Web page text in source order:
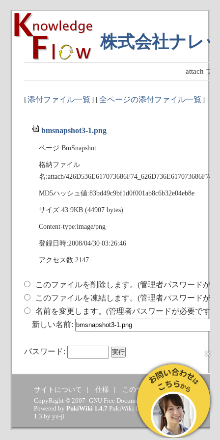
株式会社ナレ
attach プ
[添付ファイル一覧] [全ページの添付ファイル一覧]
bmsnapshot3-1.png
ページ:BmSnapshot
格納ファイル
名:attach/
MD5ハッシュ値:83bd49c9bf1d0f001ab8c6b32e04eb8e
サイズ:43.9KB (44907 bytes)
Content-type:image/png
登録日時:2008/04/30 03:26:46
アクセス数:2147
このファイルを削除します。(管理者パスワードが
このファイルを凍結します。(管理者パスワードが
名前を変更します。(管理者パスワードが必要です)
新しい名前:
パスワード:
サイトについて 仕様 このサイトへの要望 ヘルプ
CopyRight © 2007- GNU Free Documentation License.
Powered by PukiWiki 1.4.7 PukiWiki Developers Team( GPL )
1.3 by yu-ji
×